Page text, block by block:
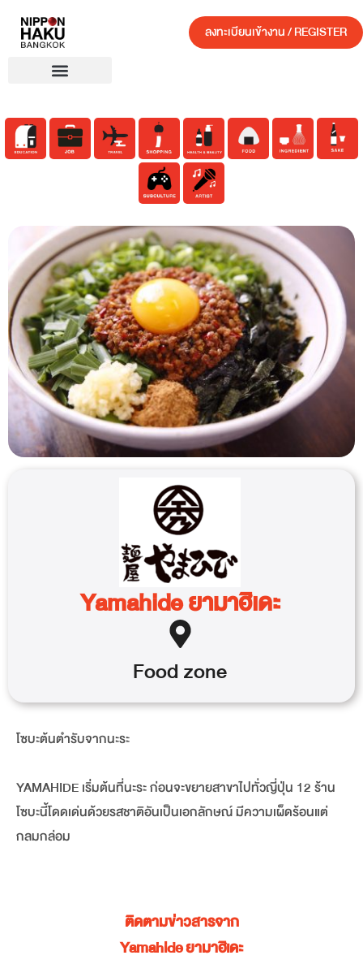
ลงทะเบียนเข้างาน / REGISTER
Yamahide ยามาฮิเดะ
Foodzone
โซบะต้นตำรับจากนะระ
YAMAHIDE เริ่มต้นที่นะระ ก่อนจะขยายสาขาไปทั่วญี่ปุ่น 12 ร้าน
โซบะนี้โดดเด่นด้วยรสชาติอันเป็นเอกลักษณ์ มีความเผ็ดร้อนแต่
กลมกล่อม
ติดตามข่าวสารจาก
Yamahide ยามาฮิเดะ